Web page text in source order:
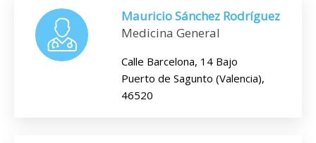
Mauricio Sánchez Rodríguez
Medicina General
Calle Barcelona, 14 Bajo
Puerto de Sagunto (Valencia),
46520